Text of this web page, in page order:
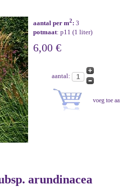
aantal per m2: 3
potmaat: p11 (1 liter)
6,00 €
aantal:
arundinacea